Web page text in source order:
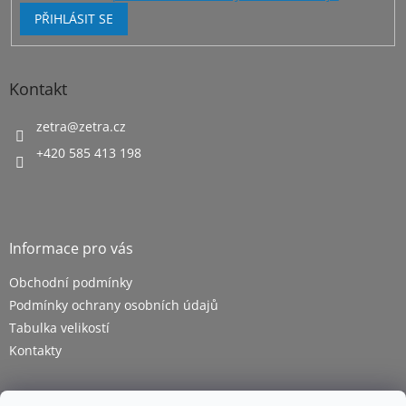
PŘIHLÁSIT SE
Kontakt
zetra@zetra.cz
+420 585 413 198
Informace pro vás
Obchodní podmínky
Podmínky ochrany osobních údajů
Tabulka velikostí
Kontakty